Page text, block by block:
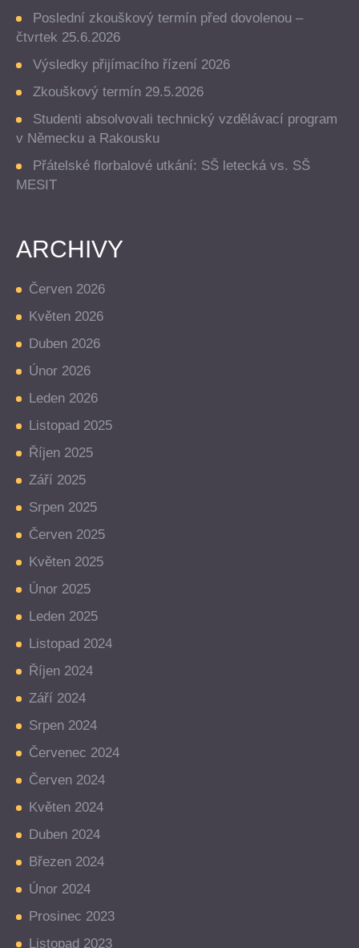
Poslední zkouškový termín před dovolenou –
čtvrtek 25.6.2026
Výsledky přijímacího řízení 2026
Zkouškový termín 29.5.2026
Studenti absolvovali technický vzdělávací program
v Německu a Rakousku
Přátelské florbalové utkání: SŠ letecká vs. SŠ
MESIT
ARCHIVY
Červen 2026
Květen 2026
Duben 2026
Únor 2026
Leden 2026
Listopad 2025
Říjen 2025
Září 2025
Srpen 2025
Červen 2025
Květen 2025
Únor 2025
Leden 2025
Listopad 2024
Říjen 2024
Září 2024
Srpen 2024
Červenec 2024
Červen 2024
Květen 2024
Duben 2024
Březen 2024
Únor 2024
Prosinec 2023
Listopad 2023